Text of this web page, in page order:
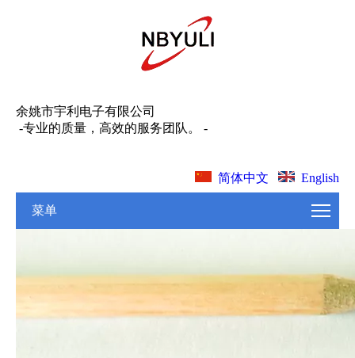
余姚市宇利电子有限公司
-专业的质量，高效的服务团队。 -
简体中文 English
菜单